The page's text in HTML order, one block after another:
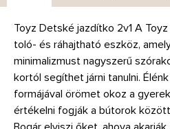
Toyz Detské jazdítko 2v1 A
toló- és ráhajtható eszköz,
minimalizmust nagyszerű
kortól segíthet járni tanulni.
formájával örömet okoz a
értékelni fogják a bútorok